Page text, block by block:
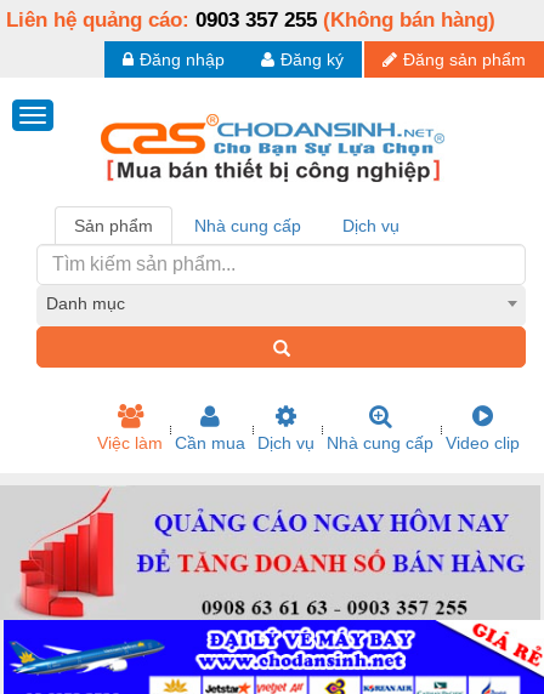
Liên hệ quảng cáo: 0903 357 255 (Không bán hàng)
Đăng sản phẩm
Đăng ký
Đăng nhập
Sản phẩm Nhà cung cấp Dịch vụ
Danh mục
Việc làm Cần mua Dịch vụ Nhà cung cấp Video clip